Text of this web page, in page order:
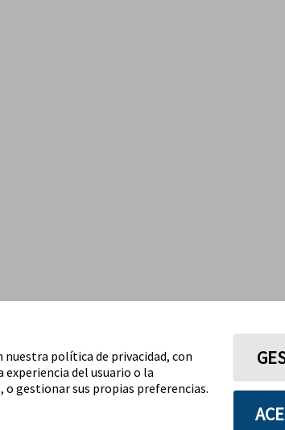
política de privacidad, con
del usuario o la
gestionar sus propias preferencias.